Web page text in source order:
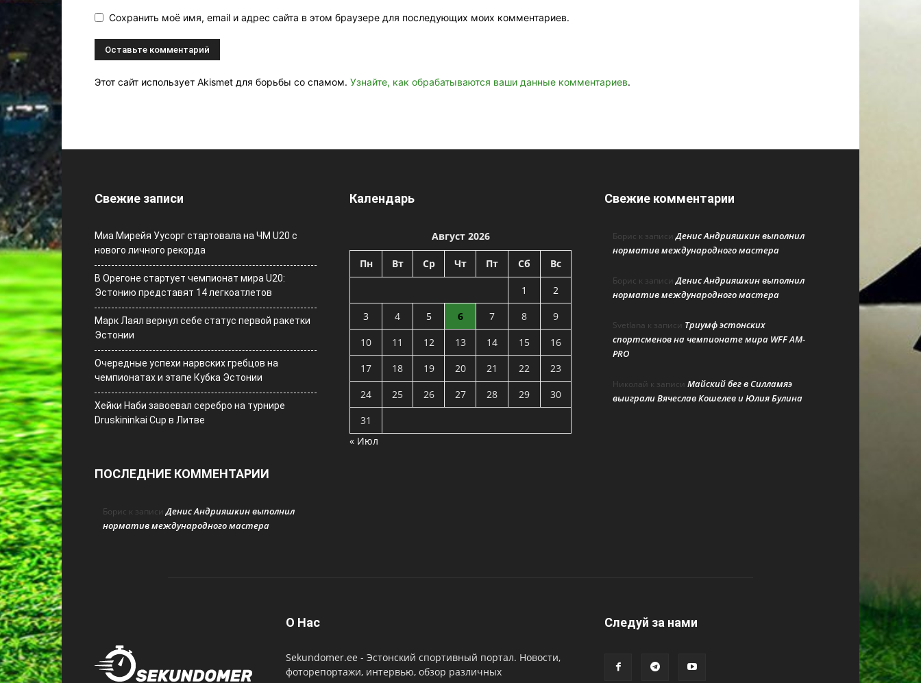
Сохранить моё имя, email и адрес сайта в этом браузере для последующих моих комментариев.
Этот сайт использует Akismet для борьбы со спамом. Узнайте, как обрабатываются ваши данные комментариев.
Свежие записи
Миа Мирейя Уусорг стартовала на ЧМ U20 c
нового личного рекорда
В Орегоне стартует чемпионат мира U20:
Эстонию представят 14 легкоатлетов
Марк Лаял вернул себе статус первой ракетки
Эстонии
Очередные успехи нарвских гребцов на
чемпионатах и этапе Кубка Эстонии
Хейки Наби завоевал серебро на турнире
Druskininkai Cup в Литве
ПОСЛЕДНИЕ КОММЕНТАРИИ
Борис к записиДенис Андрияшкин выполнил
норматив международного мастера
Календарь
Август 2026
Пн Вт Ср Чт Пт Сб Вс
1
2
3
4 5 6 7 8
9
10
11 12 13 14 15
16
17
18 19 20 21 22
23
24
25 26 27 28 29
30
31
« Июл
Свежие комментарии
Борис к записиДенис Андрияшкин выполнил
норматив международного мастера
Борис к записиДенис Андрияшкин выполнил
норматив международного мастера
Svetlana к записи Триумф эстонских
спортсменов на чемпионате мира WFF AM-
PRO
Николай к записи Майский бег в Силламяэ
выиграли Вячеслав Кошелев и Юлия Булина
О Нас
Sekundomer.ee - Эстонский спортивный портал. Новости,
фоторепортажи, интервью, обзор различных
Cледуй за нами